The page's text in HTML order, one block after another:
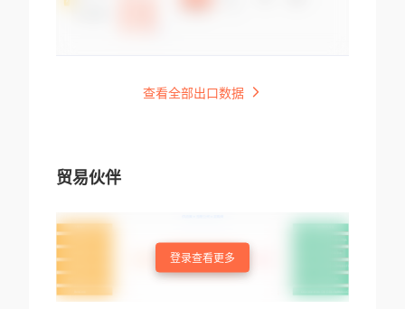
查看全部出口数据
贸易伙伴
登录查看更多